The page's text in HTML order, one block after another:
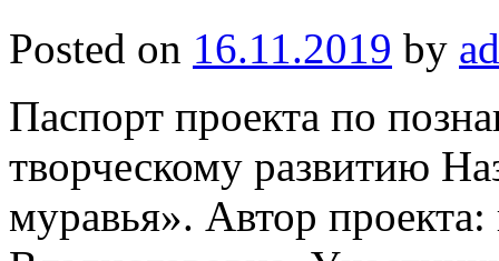
Posted on 16.11.2019 by
Паспорт проекта по
творческому развитию
муравья». Автор